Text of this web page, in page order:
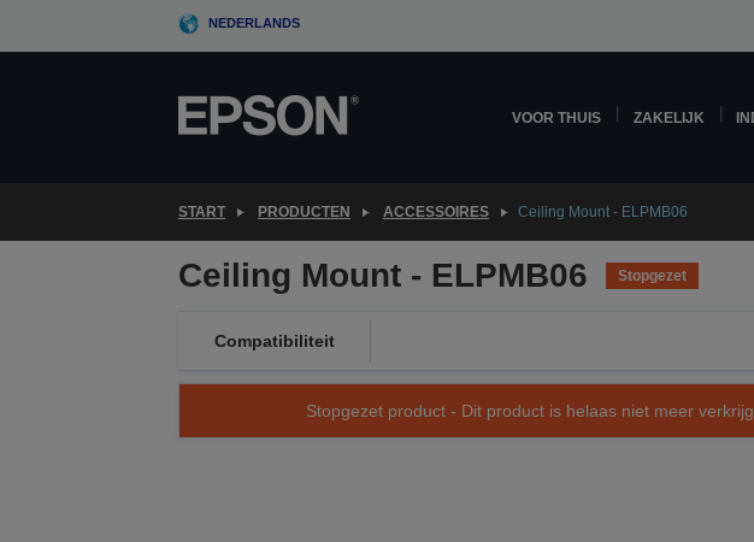
NEDERLANDS
VOOR THUIS ZAKELIJK
START PRODUCTEN ACCESSOIRES Ceiling Mount - ELPMB06
Ceiling Mount - ELPMB06 Stopgezet
Compatibiliteit
Stopgezet product - Dit product is helaas niet meer